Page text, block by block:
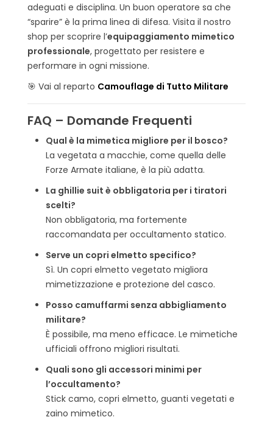
adeguati e disciplina. Un buon operatore sa che
“sparire” è la prima linea di difesa. Visita il nostro
shop per scoprire l’equipaggiamento mimetico
professionale, progettato per resistere e
performare in ogni missione.
🎯 Vai al reparto Camouflage di Tutto Militare
FAQ – Domande Frequenti
Qual è la mimetica migliore per il bosco?
La vegetata a macchie, come quella delle
Forze Armate italiane, è la più adatta.
La ghillie suit è obbligatoria per i tiratori
scelti?
Non obbligatoria, ma fortemente
raccomandata per occultamento statico.
Serve un copri elmetto specifico?
Sì. Un copri elmetto vegetato migliora
mimetizzazione e protezione del casco.
Posso camuffarmi senza abbigliamento
militare?
È possibile, ma meno efficace. Le mimetiche
ufficiali offrono migliori risultati.
Quali sono gli accessori minimi per
l’occultamento?
Stick camo, copri elmetto, guanti vegetati e
zaino mimetico.